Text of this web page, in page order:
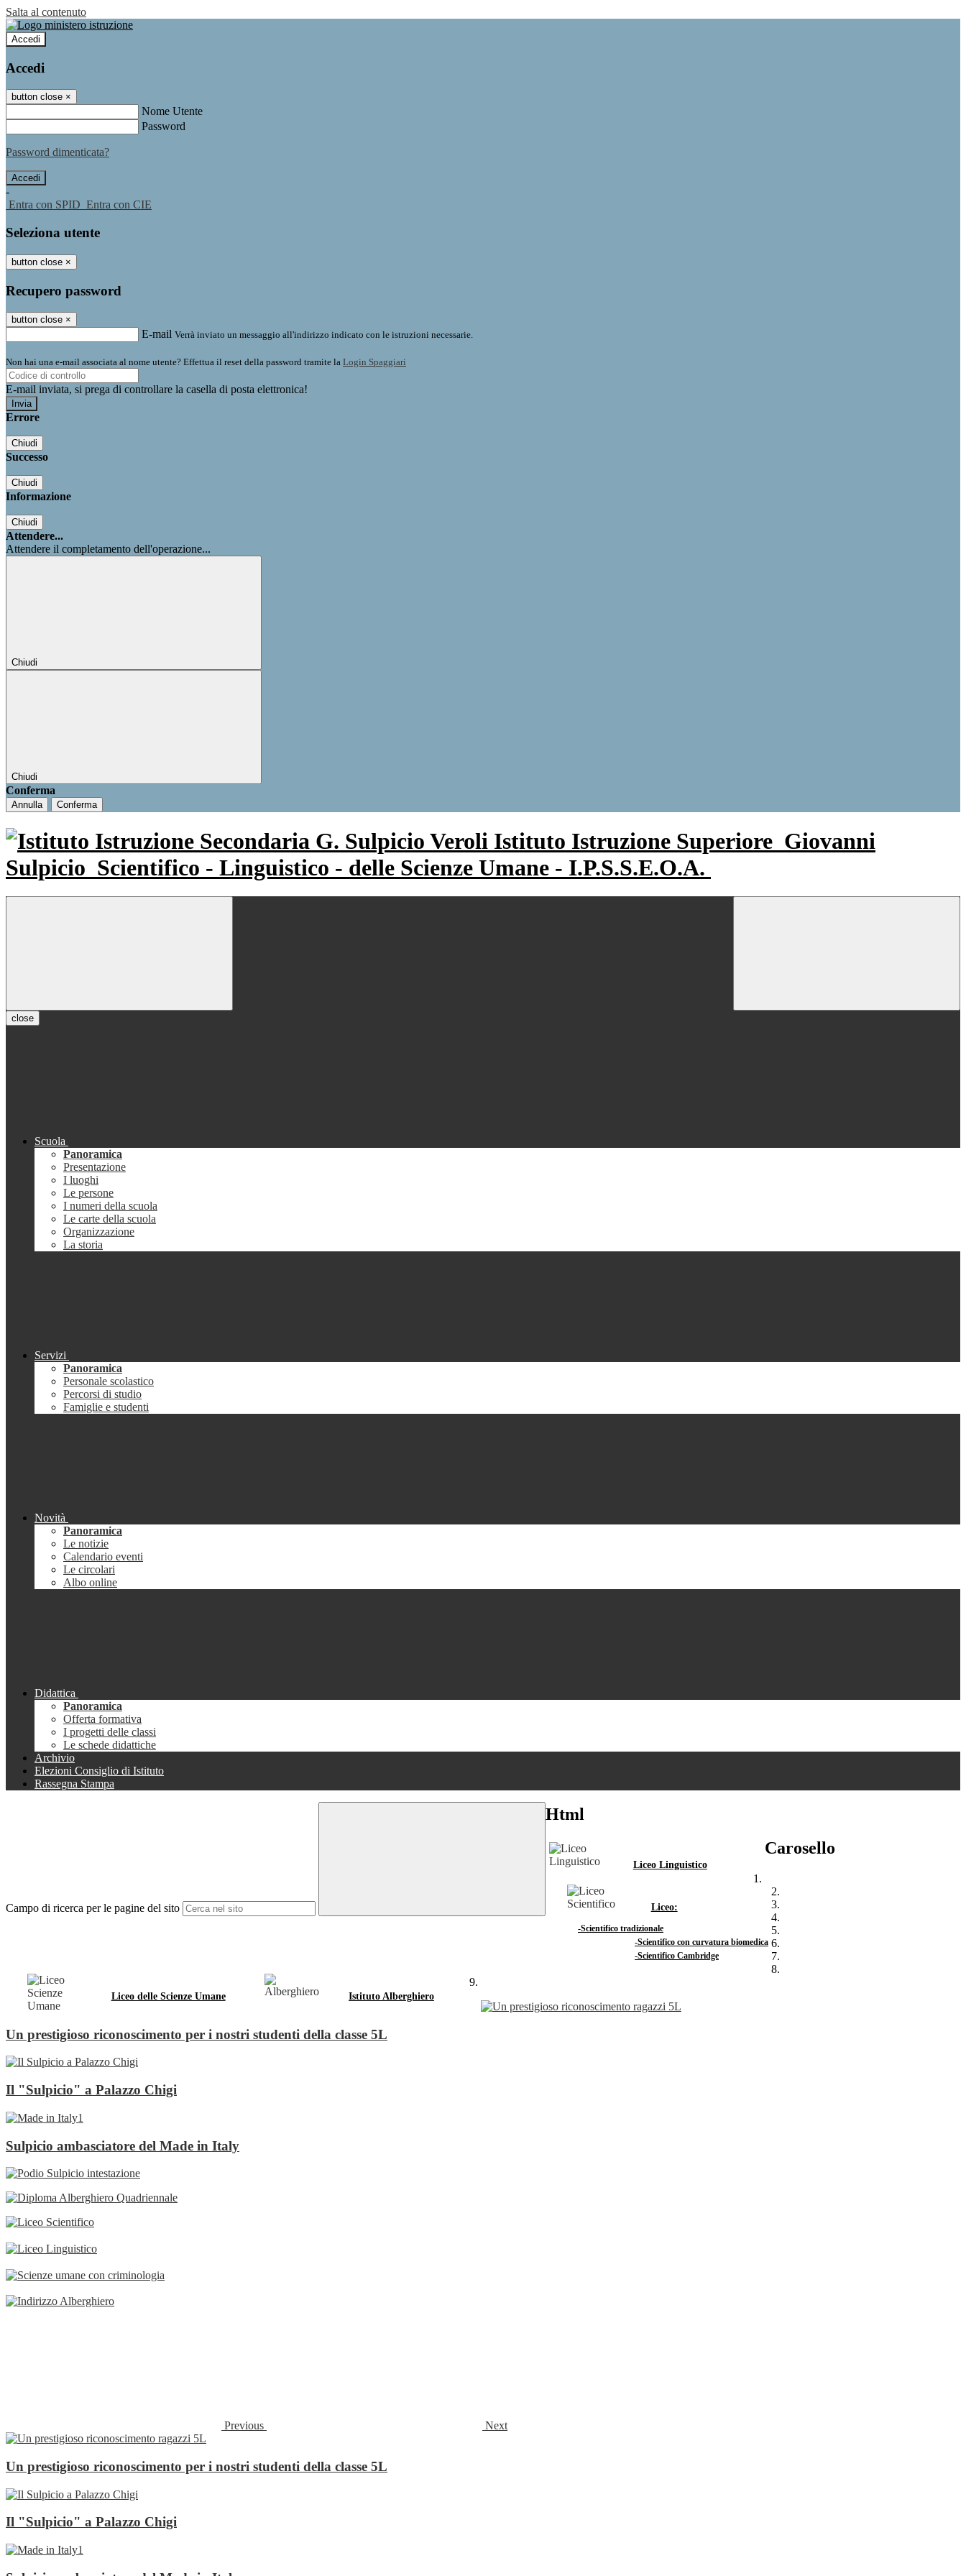
Salta al contenuto
Accedi
Accedi
button close ×
Nome Utente
Password
Password dimenticata?
-
Entra con SPID Entra con CIE
Seleziona utente
button close ×
Recupero password
button close ×
E-mail Verrà inviato un messaggio all'indirizzo indicato con le istruzioni necessarie.
Non hai una e-mail associata al nome utente? Effettua il reset della password tramite la Login Spaggiari
E-mail inviata, si prega di controllare la casella di posta elettronica!
Errore
Chiudi
Successo
Chiudi
Informazione
Chiudi
Attendere...
Attendere il completamento dell'operazione...
Chiudi
Chiudi
Conferma
Annulla Conferma
Istituto Istruzione Superiore Giovanni
Sulpicio Scientifico - Linguistico - delle Scienze Umane - I.P.S.S.E.O.A.
close
Scuola
Panoramica
Presentazione
I luoghi
Le persone
I numeri della scuola
Le carte della scuola
Organizzazione
La storia
Servizi
Panoramica
Personale scolastico
Percorsi di studio
Famiglie e studenti
Novità
Panoramica
Le notizie
Calendario eventi
Le circolari
Albo online
Didattica
Panoramica
Offerta formativa
I progetti delle classi
Le schede didattiche
Archivio
Elezioni Consiglio di Istituto
Rassegna Stampa
Campo di ricerca per le pagine del sito
Html
Liceo Linguistico
Liceo:
-Scientifico tradizionale
-Scientifico con curvatura biomedica
-Scientifico Cambridge
Liceo delle Scienze Umane Istituto Alberghiero
Carosello
Un prestigioso riconoscimento per i nostri studenti della classe 5L
Il "Sulpicio" a Palazzo Chigi
Sulpicio ambasciatore del Made in Italy
Previous Next
Un prestigioso riconoscimento per i nostri studenti della classe 5L
Il "Sulpicio" a Palazzo Chigi